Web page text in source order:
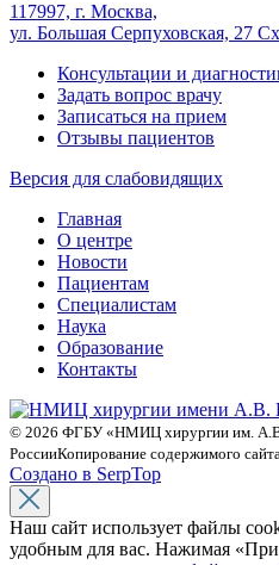
117997, г. Москва,
ул. Большая Серпуховская, 27
Консультации и
Задать вопрос врачу
Записаться на прием
Отзывы пациентов
Версия для слабовидящих
Главная
О центре
Новости
Пациентам
Специалистам
Наука
Образование
Контакты
© 2026 ФГБУ «НМИЦ хирургии им.
РоссииКопирование содержимого
Создано в SerpTop
Наш сайт использует файлы
удобным для вас. Нажимая